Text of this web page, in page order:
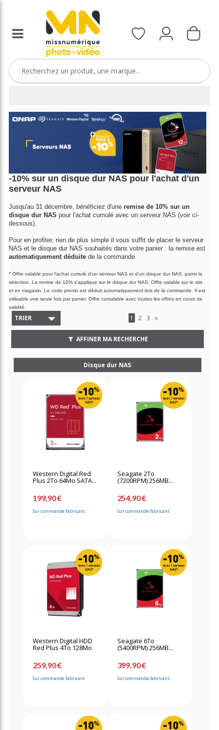
-10% sur un disque dur NAS pour l'achat d'un
serveur NAS
Jusqu'au 31 décembre, bénéficiez d'une remise de 10% sur un
disque dur NAS pour l'achat cumulé avec un serveur NAS (voir ci-
dessous).
Pour en profiter, rien de plus simple il vous suffit de placer le serveur
NAS et le disque dur NAS souhaités dans votre panier : la remise est
automatiquement déduite de la commande.
* Offre valable pour l'achat cumulé d'un serveur NAS et d'un disque dur NAS, parmi la
sélection. La remise de 10% s'applique sur le disque dur NAS. Offre valable sur le site
et en magasin. Le code promo est déduit automatiquement lors de la commande. Il est
utilisable une seule fois par panier. Offre cumulable avec toutes les offres en cours de
validité.
TRIER 1 2 3 »
AFFINER MA RECHERCHE
Disque dur NAS
Western Digital Red
Plus 2To 64Mo SATA...
199,90 €
Sur commande fabricant
Seagate 2To
(7200RPM) 256MB...
254,90 €
Sur commande fabricant
Western Digital HDD
Red Plus 4To 128Mo
259,90 €
Sur commande fabricant
Seagate 6To
(5400RPM) 256MB...
399,90 €
Sur commande fabricant